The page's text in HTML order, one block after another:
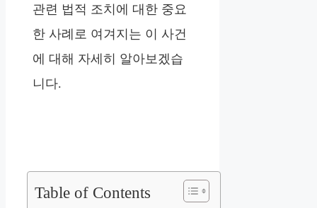
관련 법적 조치에 대한 중요
한 사례로 여겨지는 이 사건
에 대해 자세히 알아보겠습
니다.
Table of Contents